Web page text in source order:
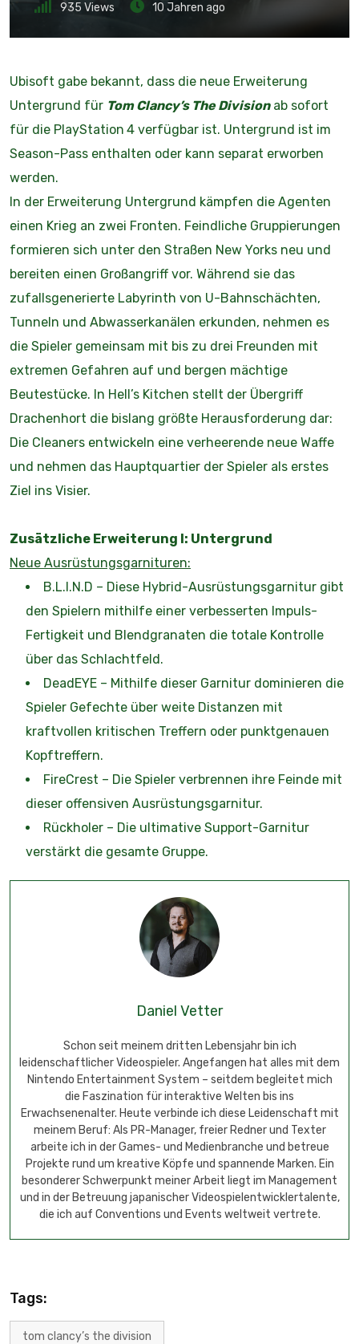
935 Views 10 Jahren ago
Ubisoft gabe bekannt, dass die neue Erweiterung
Untergrund für Tom Clancy’s The Divisionab sofort
für die PlayStation 4 verfügbar ist. Untergrund ist im
Season-Pass enthalten oder kann separat erworben
werden.
In der Erweiterung Untergrund kämpfen die Agenten
einen Krieg an zwei Fronten. Feindliche Gruppierungen
formieren sich unter den Straßen New Yorks neu und
bereiten einen Großangriff vor. Während sie das
zufallsgenerierte Labyrinth von U-Bahnschächten,
Tunneln und Abwasserkanälen erkunden, nehmen es
die Spieler gemeinsam mit bis zu drei Freunden mit
extremen Gefahren auf und bergen mächtige
Beutestücke. In Hell’s Kitchen stellt der Übergriff
Drachenhort die bislang größte Herausforderung dar:
Die Cleaners entwickeln eine verheerende neue Waffe
und nehmen das Hauptquartier der Spieler als erstes
Ziel ins Visier.
Zusätzliche Erweiterung I: Untergrund
Neue Ausrüstungsgarnituren:
B.L.I.N.D – Diese Hybrid-Ausrüstungsgarnitur gibt
den Spielern mithilfe einer verbesserten Impuls-
Fertigkeit und Blendgranaten die totale Kontrolle
über das Schlachtfeld.
DeadEYE – Mithilfe dieser Garnitur dominieren die
Spieler Gefechte über weite Distanzen mit
kraftvollen kritischen Treffern oder punktgenauen
Kopftreffern.
FireCrest – Die Spieler verbrennen ihre Feinde mit
dieser offensiven Ausrüstungsgarnitur.
Rückholer – Die ultimative Support-Garnitur
verstärkt die gesamte Gruppe.
Daniel Vetter
Schon seit meinem dritten Lebensjahr bin ich
leidenschaftlicher Videospieler. Angefangen hat alles mit dem
Nintendo Entertainment System – seitdem begleitet mich
die Faszination für interaktive Welten bis ins
Erwachsenenalter. Heute verbinde ich diese Leidenschaft mit
meinem Beruf: Als PR-Manager, freier Redner und Texter
arbeite ich in der Games- und Medienbranche und betreue
Projekte rund um kreative Köpfe und spannende Marken. Ein
besonderer Schwerpunkt meiner Arbeit liegt im Management
und in der Betreuung japanischer Videospielentwicklertalente,
die ich auf Conventions und Events weltweit vertrete.
Tags:
tom clancy’s the division